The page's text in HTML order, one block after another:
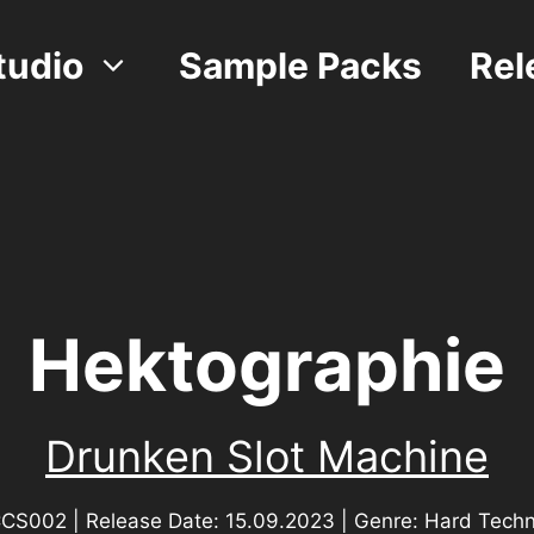
Sample Packs
Hektographie
Drunken Slot Machine
| Release Date: 15.09.2023 | Genre: Hard